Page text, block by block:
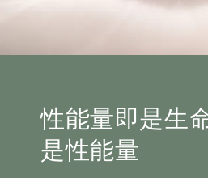
性能量即是生
是性能量